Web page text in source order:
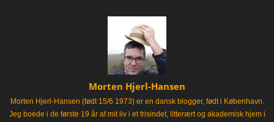
Morten Hjerl-Hansen
Morten Hjerl-Hansen (født 15/6 1973) er en dansk blogger, født i København.
Jeg boede i de første 19 år af mit liv i et frisindet, litterært og akademisk hjem i